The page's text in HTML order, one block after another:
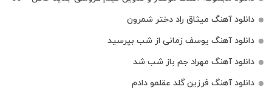
دانلود آهنگ میثاق راد دختر شمرون
دانلود آهنگ یوسف زمانی از شب بپرسید
دانلود آهنگ مهراد جم باز شب شد
دانلود آهنگ فرزین گلد عقلمو دادم